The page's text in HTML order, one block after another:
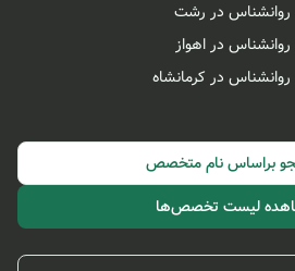
روانشناس در رشت
روانشناس در اهواز
روانشناس در کرمانشاه
براساس نام متخصص
لیست تخصص‌ها